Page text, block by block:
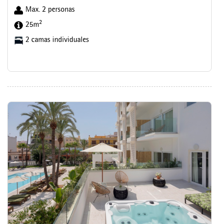
Max. 2 personas
25m2
2 camas individuales